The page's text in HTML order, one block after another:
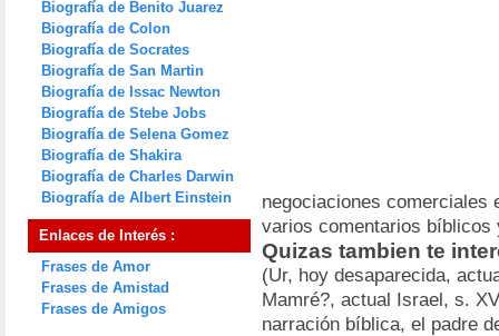
Biografía de Benito Juarez
Biografía de Colon
Biografía de Socrates
Biografía de San Martin
Biografía de Issac Newton
Biografía de Stebe Jobs
Biografía de Selena Gomez
Biografía de Shakira
Biografía de Charles Darwin
Biografía de Albert Einstein
Enlaces de Interés :
Frases de Amor
Frases de Amistad
Frases de Amigos
negociaciones comerciales
varios comentarios bíblicos
Quizas tambien te
(Ur, hoy desaparecida,
Mamré?, actual Israel, s.
narración bíblica, el padre